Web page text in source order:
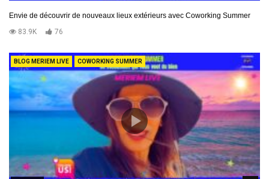
Envie de découvrir de nouveaux lieux extérieurs avec Coworking Summer
83.9K
76
BLOG MERIEM LIVE COWORKING SUMMER